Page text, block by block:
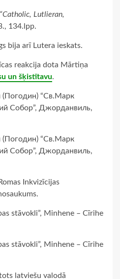
“Catholic, Lutlieran,
134.lpp.
bija arī Lutera ieskats.
reakcija dota Mārtiņa
un šķistītavu.
“Св.Марк
Собор”, Джорданвиль,
“Св.Марк
Собор”, Джорданвиль,
Inkvizīcijas
stāvokli”, Minhene – Cīrihe
stāvokli”, Minhene – Cīrihe
latviešu valodā